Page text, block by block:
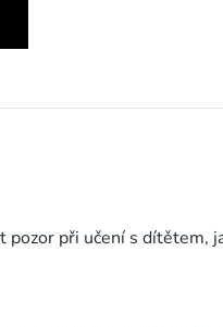
pozor při učení s dítětem,